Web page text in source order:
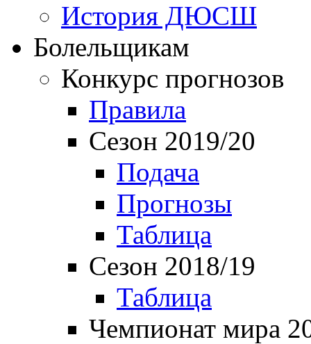
История ДЮСШ
Болельщикам
Конкурс прогнозов
Правила
Сезон 2019/20
Подача
Прогнозы
Таблица
Сезон 2018/19
Таблица
Чемпионат мира